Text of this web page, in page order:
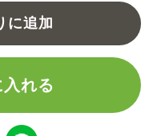
に追加
れる